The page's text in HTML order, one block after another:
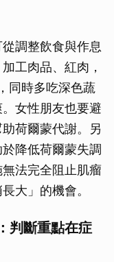
調整飲食與作息
工肉品、紅肉，
同時多吃深色蔬
女性朋友也要避
荷爾蒙代謝。另
降低荷爾蒙失調
法完全阻止肌瘤
大」的機會。
判斷重點在症